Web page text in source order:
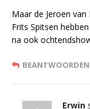
Maar de Jeroen van
Frits Spitsen
na ook
BEANTWOORDEN
Erwin